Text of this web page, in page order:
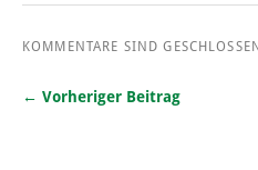
KOMMENTARE SIND
← Vorheriger Beitrag